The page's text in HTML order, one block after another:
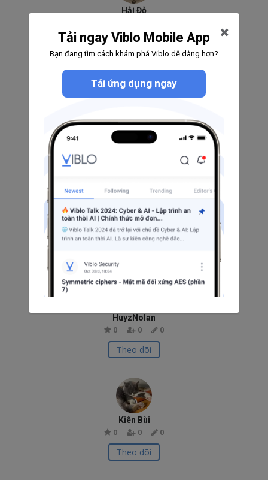
Hải Đỗ
Theo dõi
0 0 0
Theo dõi
Hoa Khuong
0 0 0
HuyzNolan
0 0 0
Theo dõi
Kiên Bùi
0 0 0
Theo dõi
Tải ngay Viblo Mobile App
Bạn đang tìm cách khám phá Viblo dễ dàng hơn?
Tải ứng dụng ngay